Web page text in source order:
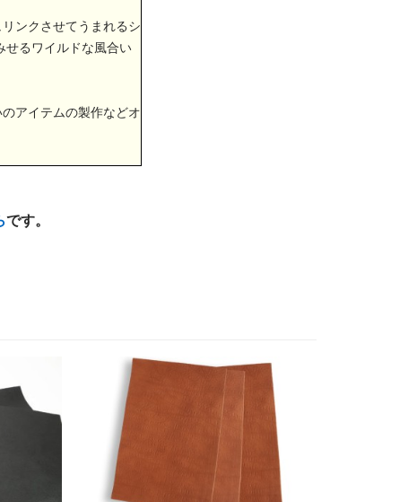
ンクさせてうまれるシ
せるワイルドな風合い
アイテムの製作などオ
です。